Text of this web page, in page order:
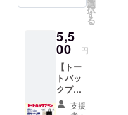
した
謝）
第２弾
も作っ
てみた
よ！ ・
感謝の
メール
選
択
す
る
5,5
00 円
【トー
トバッ
クプラ
ン】 〇
あやの
支援